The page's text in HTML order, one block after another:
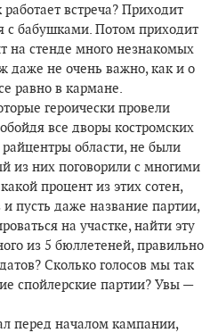
встреча? Приходит
с бабушками. Потом приходит
на стенде много незнакомых
даже не очень важно, как и о
равно в кармане.
героически провели
все дворы костромских
области, не были
из них поговорили с многими
процент из этих сотен,
пусть даже название партии,
на участке, найти эту
из 5 бюллетеней, правильно
Сколько голосов мы так
спойлерские партии? Увы —
перед началом кампании,